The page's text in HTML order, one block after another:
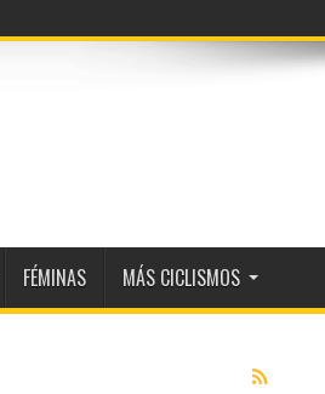
FÉMINAS MÁS CICLISMOS